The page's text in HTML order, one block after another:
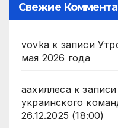
Свежие
vovka к записи
мая 2026 года
аахиллесак записи
украинского
26.12.2025 (18:00)